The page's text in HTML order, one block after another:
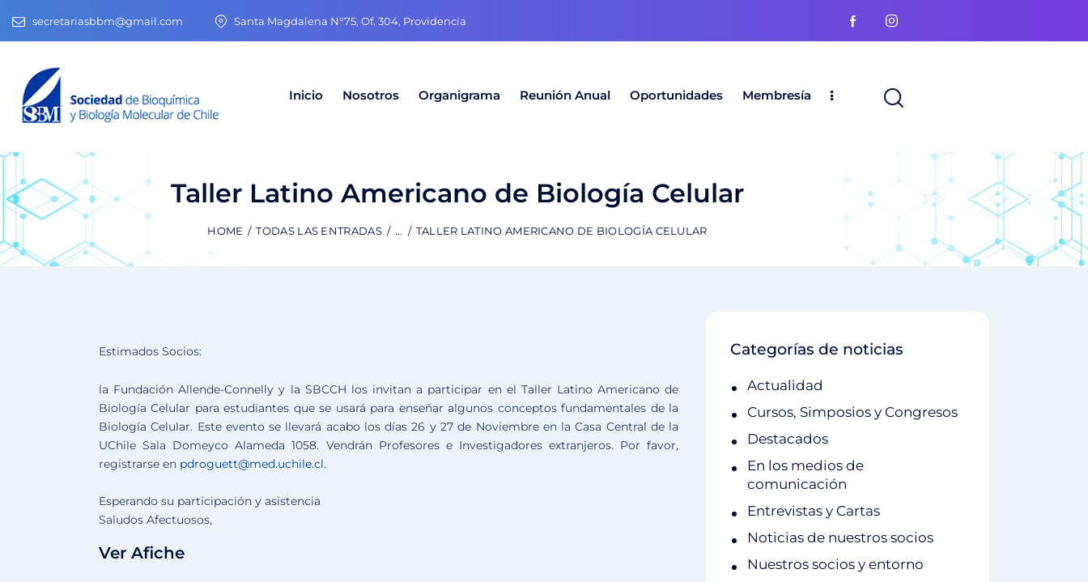
secretariasbbm@gmail.com Santa Magdalena N°75, Of. 304, Providencia
Inicio Nosotros Organigrama Reunión Anual Oportunidades Membresía
Taller Latino Americano de Biología Celular
HOME TODAS LAS ENTRADAS ... TALLER LATINO AMERICANO DE BIOLOGÍA CELULAR
Estimados Socios:
la Fundación Allende-Connelly y la SBCCH los invitan a participar en el Taller Latino Americano de
Biología Celular para estudiantes que se usará para enseñar algunos conceptos fundamentales de la
Biología Celular. Este evento se llevará acabo los días 26 y 27 de Noviembre en la Casa Central de la
UChile Sala Domeyco Alameda 1058. Vendrán Profesores e Investigadores extranjeros. Por favor,
registrarse en pdroguett@med.uchile.cl.
Esperando su participación y asistencia
Saludos Afectuosos,
Ver Afiche
Categorías de noticias
Actualidad
Cursos, Simposios y Congresos
Destacados
En los medios de
comunicación
Entrevistas y Cartas
Noticias de nuestros socios
Nuestros socios y entorno